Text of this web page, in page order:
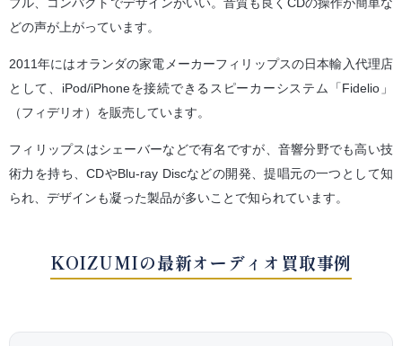
どの声が上がっています。
2011年にはオランダの家電メーカーフィリップスの日本輸入代理店
として、iPod/iPhoneを接続できるスピーカーシステム「Fidelio」
（フィデリオ）を販売しています。
フィリップスはシェーバーなどで有名ですが、音響分野でも高い技
術力を持ち、CDやBlu-ray Discなどの開発、提唱元の一つとして知
られ、デザインも凝った製品が多いことで知られています。
KOIZUMIの最新オーディオ買取事例